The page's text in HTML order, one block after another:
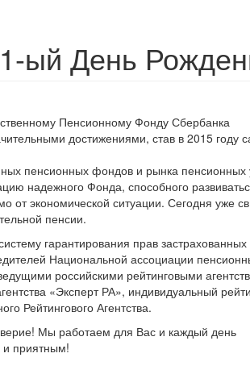
ый День
Пенсионному Фонду Сбербанка
достижениями, став в 2015 году
пенсионных фондов и рынка пенсионных
надежного Фонда, способного
от экономической ситуации. Сегодня уже
пенсии.
гарантирования прав застрахованных
Национальной ассоциации
российскими рейтинговыми
«Эксперт РА», индивидуальный
Рейтингового Агентства.
Мы работаем для Вас и каждый день
и приятным!